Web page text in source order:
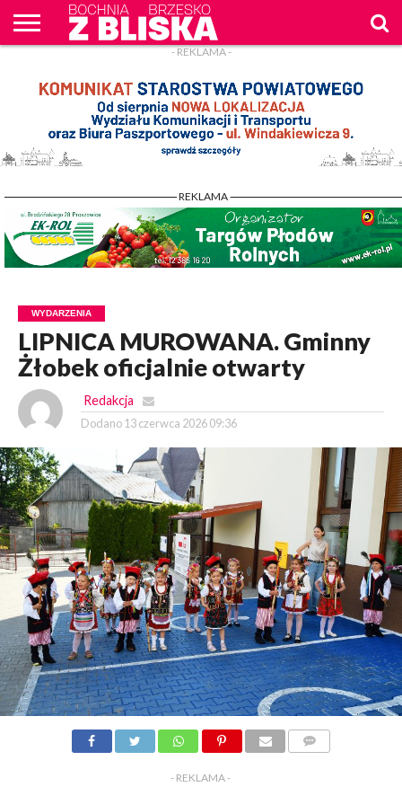
WPROST
REKLAM
- REKLAMA -
- REKLAMA -
WYDARZENIA
LIPNICA MUROWANA. Gminny
Żłobek oficjalnie otwarty
Redakcja
Dodano 13 czerwca 2026 09:36
- REKLAMA -